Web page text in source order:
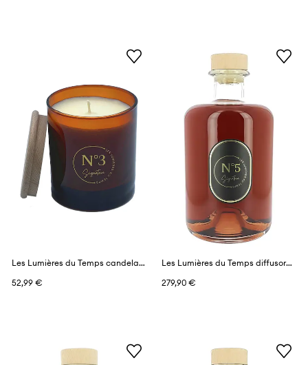
Les Lumières du Temps candela profumata 290 g
52,99 €
Les Lumières du Temps diffusore profumato 3 l
279,90 €